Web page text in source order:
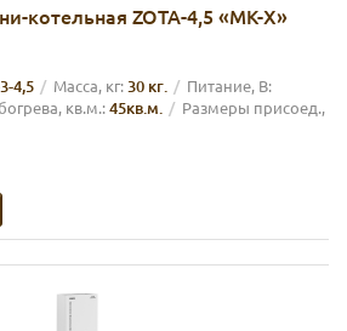
котельная ZOTA-4,5 «MK-X»
4,5 Масса, кг: 30 кг. Питание, В:
кв.м.:45кв.м.
Размеры присоед.,